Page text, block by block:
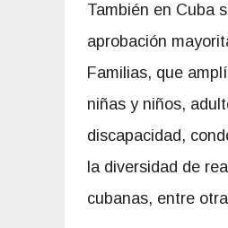
También en Cuba
aprobación
Familias, que
niñas y niños,
discapacidad,
la diversidad de
cubanas, entre